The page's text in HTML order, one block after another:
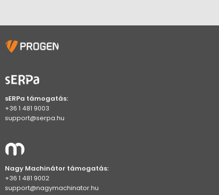
sERPa támogatás:
+36 1 481 9003
support@serpa.hu
Nagy Machinátor támogatás:
+36 1 481 9002
support@nagymachinator.hu